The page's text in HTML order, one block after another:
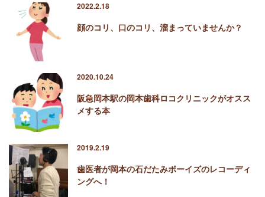
2022.2.18
顔のコリ、口のコリ、溜まっていませんか？
2020.10.24
阪急岡本駅の岡本歯科ロコクリニックがオスス
メする本
2019.2.19
歯医者が岡本の石だたみボーイズのレコーディ
ングへ！